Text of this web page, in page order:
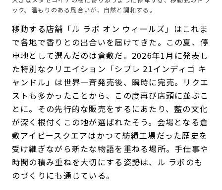
ック。温もりのある風合いが、自然と調和する。
移動する店舗「ル ラボ オン ウィールズ」はこれま
で各地で香りとの出合いを届けてきた。この夏、停
車地として選んだのは倉敷だ。2026年1月に発表し
た特別なクリエイション「シプレ 21インディゴ キ
ャンドル」は世界一斉発売後、瞬時に完売。リクエ
ストも多かったことから、この度再び店頭に並ぶこ
とに。その先行的な販売をするにあたり、藍の文化
が深く根付くこの地が選ばれたそう。会場となる倉
敷アイビースクエアはかつて紡績工場だった歴史を
受け継ぎながら新たな物語を重ねる場所。手仕事や
時間の積み重ねを大切にする姿勢は、ル ラボのも
のづくりにも通じている。